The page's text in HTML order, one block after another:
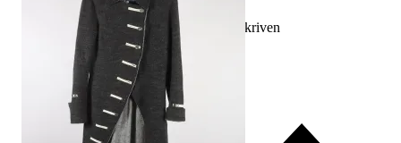
Ersättning om varan inte är som beskriven